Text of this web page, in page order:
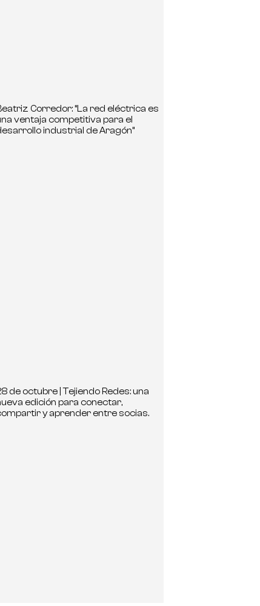
Corredor: “La red eléctrica es
ventaja competitiva para el
industrial de Aragón”
de octubre | Tejiendo Redes: una
edición para conectar,
y aprender entre socias.